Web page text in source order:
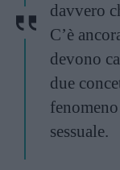
davvero
C’è
devono
due
sessuale.